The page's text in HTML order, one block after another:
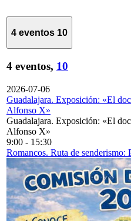
4 eventos 10
4 eventos, 10
2026-07-06
Guadalajara. Exposición: «El
Alfonso X»
Guadalajara. Exposición: «El
Alfonso X»
9:00 - 15:30
Romancos. Ruta de senderismo: